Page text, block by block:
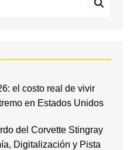
el costo real de vivir
en Estados Unidos
del Corvette Stingray
Digitalización y Pista